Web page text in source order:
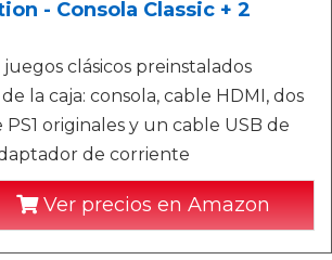
- Consola Classic + 2
clásicos preinstalados
la caja: consola, cable HDMI, dos
PS1 originales y un cable USB de
de corriente
Ver precios en Amazon